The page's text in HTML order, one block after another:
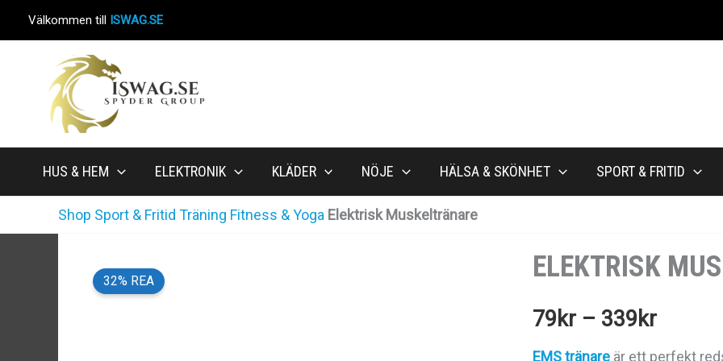
Hoppa
till
Välkommen till ISWAG.SE
HUS & HEM ELEKTRONIK KLÄDER NÖJE HÄLSA & SKÖNHET SPORT & FRITID
Shop Sport & Fritid Träning Fitness & Yoga Elektrisk Muskeltränare
32% REA ELEKTRISK
79kr – 339kr
EMS tränare är ett perfekt